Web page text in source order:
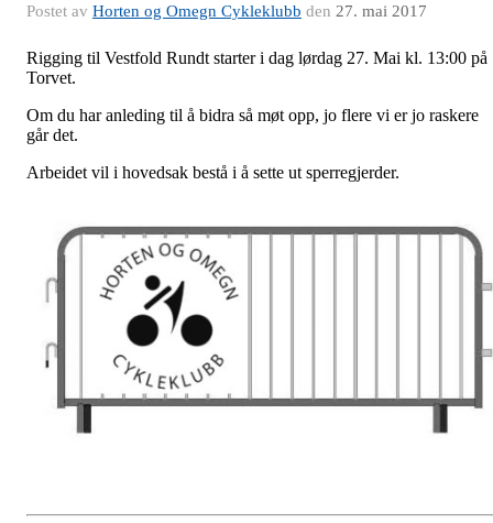
Postet av Horten og Omegn Cykleklubb den 27. mai 2017
Rigging til Vestfold Rundt starter i dag lørdag 27. Mai kl. 13:00 på
Torvet.
Om du har anleding til å bidra så møt opp, jo flere vi er jo raskere
går det.
Arbeidet vil i hovedsak bestå i å sette ut sperregjerder.